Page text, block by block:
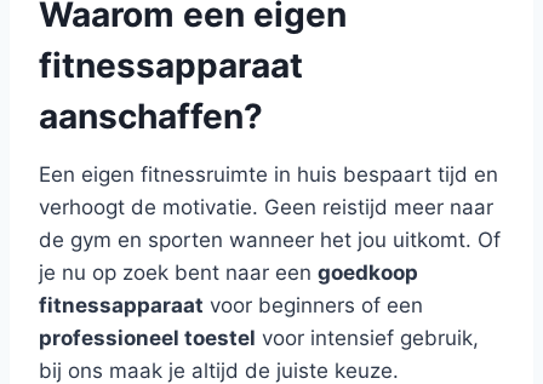
Waarom een eigen
fitnessapparaat
aanschaffen?
Een eigen fitnessruimte in huis bespaart tijd en
verhoogt de motivatie. Geen reistijd meer naar
de gym en sporten wanneer het jou uitkomt. Of
je nu op zoek bent naar een goedkoop
fitnessapparaat voor beginners of een
professioneel toestel voor intensief gebruik,
bij ons maak je altijd de juiste keuze.